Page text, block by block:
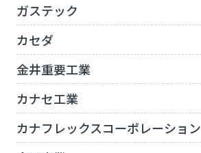
ガステック
カセダ
金井重要工業
カナセ工業
カナフレックスコーポレーション